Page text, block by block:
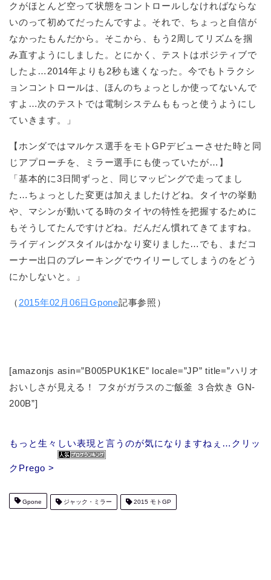
クがほとんど空って状態をコントロールしなければならな
いのって初めてだったんですよ。それで、ちょっと自信が
なかったもんだから。そこから、もう2周してリズムを掴
み直すようにしました。とにかく、テストはポジティブで
したよ…2014年よりも2秒も速くなった。今でもトラクシ
ョンコントロールは、ほんのちょっとしか使ってないんで
すよ…次のテストでは電制システムももっと使うようにし
ていきます。」
【ホンダではマルケス選手をモトGPデビューさせた時と同
じアプローチを、ミラー選手にも使っていたが…】
「基本的に3日間ずっと、同じマッピングで走ってまし
た…ちょっとした変更は加えましたけどね。タイヤの挙動
や、マシンが動いてる時のタイヤの特性を把握するために
もそうしてたんですけどね。だんだん慣れてきてますね。
ライディングスタイルはかなり変りました…でも、まだコ
ーナー出口のブレーキングでウイリーしてしまうのをどう
にかしないと。」
（ 2015年02月06日Gpone記事参照）
[amazonjs asin=”B005PUK1KE” locale=”JP” title=”ハリオ
おいしさが見える！ フタがガラスのご飯釜 ３合炊き GN-
200B”]
もっと生々しい表現と言うのが気になりますねぇ…クリッ
クPrego >
Gpone ジャック・ミラー 2015 モトGP